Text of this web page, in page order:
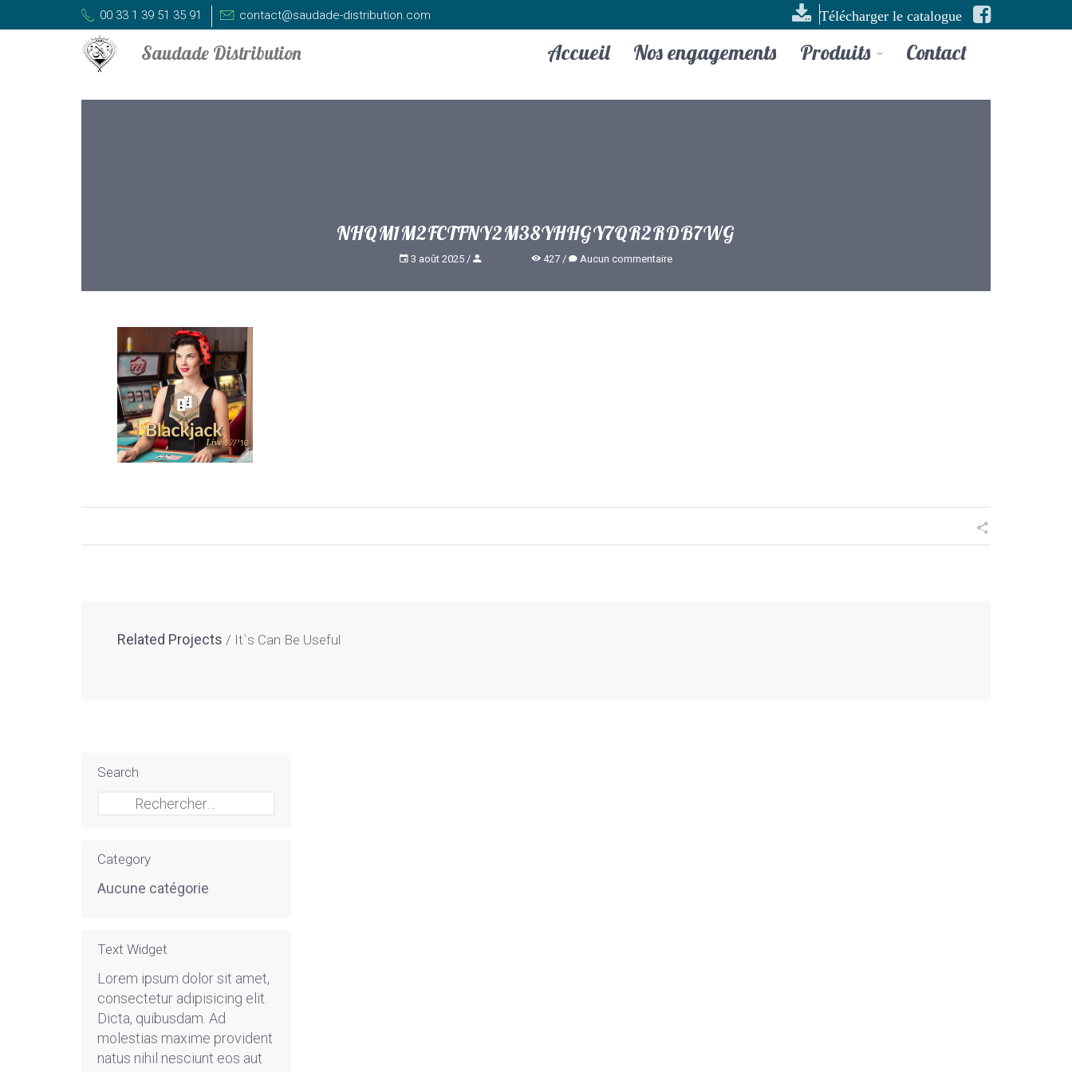
00 33 1 39 51 35 91 contact@saudade-distribution.com Télécharger le catalogue
Accueil Nos engagements Produits Contact
NHQM1M2FCTFNY2M38YHHGY7QR2RDB7WG
3 août 2025 427 Aucun commentaire
Related Projects It`s Can Be Useful
Search
Rechercher :
Category
Aucune catégorie
Text Widget
Lorem ipsum dolor sit amet,
consectetur adipisicing elit.
Dicta, quibusdam. Ad
molestias maxime provident
natus nihil nesciunt eos aut